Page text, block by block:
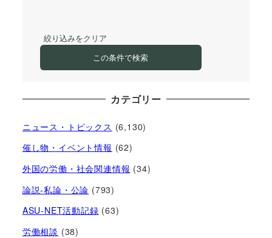
絞り込みをクリア
この条件で検索
カテゴリー
ニュース・トピックス (6,130)
催し物・イベント情報 (62)
外国の労働・社会関連情報 (34)
論説-私論・公論 (793)
ASU-NET活動記録 (63)
労働相談 (38)